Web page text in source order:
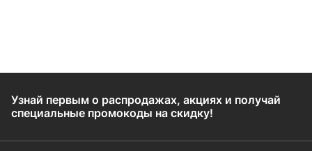
Узнай первым о распродажах, акциях и получай
специальные промокоды на скидку!